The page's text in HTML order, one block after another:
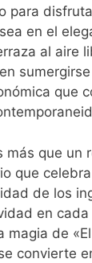
para
en el
al aire
que
más que un
que
de los
en
magia de
convierte